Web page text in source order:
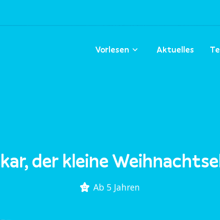
Vorlesen Aktuelles
der kleine
Ab 5 Jahren